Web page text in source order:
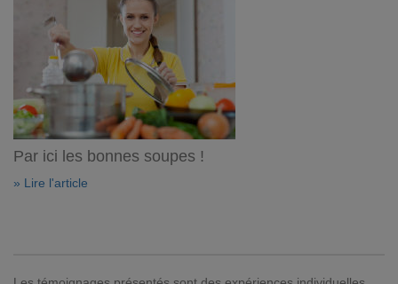
Par ici les bonnes soupes !
» Lire l'article